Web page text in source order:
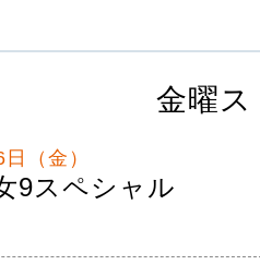
金曜ス
（金）
9スペシャル